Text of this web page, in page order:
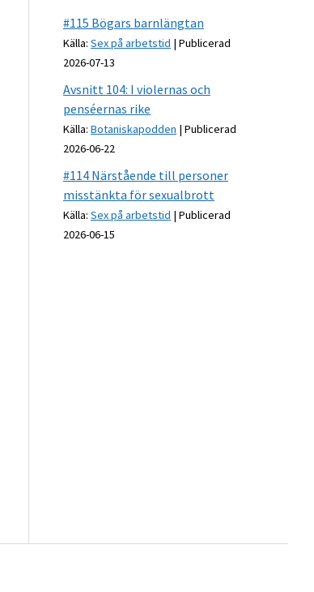
#115 Bögars barnlängtan
Källa:Sex på arbetstid
Publicerad
2026-07-13
Avsnitt 104: I violernas och
penséernas rike
Källa:Botaniskapodden
Publicerad
2026-06-22
#114 Närstående till personer
misstänkta för sexualbrott
Källa:Sex på arbetstid
Publicerad
2026-06-15